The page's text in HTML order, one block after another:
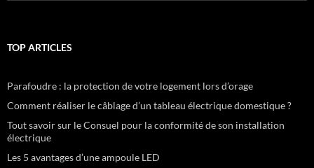
TOP ARTICLES
Parafoudre : la protection de votre logement lors d’orage
Comment réaliser le câblage d’un tableau électrique domestique ?
Tout savoir sur le Consuel pour la conformité de son installation
électrique
Les 5 avantages d’une ampoule LED